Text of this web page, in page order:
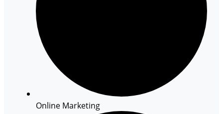
Online Marketing